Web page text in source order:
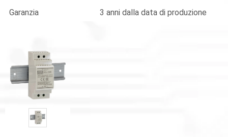
Garanzia
3 anni dalla data di produzione